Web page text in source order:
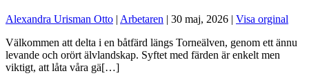
Alexandra Urisman Otto | Arbetaren | 30 maj, 2026 | Visa orginal
Välkommen att delta i en båtfärd längs Torneälven, genom ett ännu
levande och orört älvlandskap. Syftet med färden är enkelt men
viktigt, att låta våra gä[…]